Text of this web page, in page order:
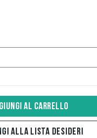
AL CARRELLO
ALLA LISTA DESIDERI